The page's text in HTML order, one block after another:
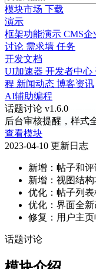
模块市场 下载
演示
框架功能演示 CMS企
讨论 需求墙 任务
开发文档
UI加速器 开发者中心
程 新闻动态 博客资讯
AI辅助编程
话题讨论 v1.6.0
后台审核提醒，样式
查看模块
2023-04-10 更新日志
新增：帖子和
新增：视图结
优化：帖子列
优化：界面全
修复：用户主
话题讨论